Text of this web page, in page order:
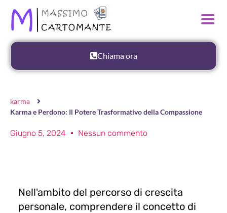
Chiama ora
karma
Karma e Perdono: Il Potere Trasformativo della Compassione
Giugno 5, 2024 Nessun commento
Nell'ambito del percorso di crescita
personale, comprendere il concetto di